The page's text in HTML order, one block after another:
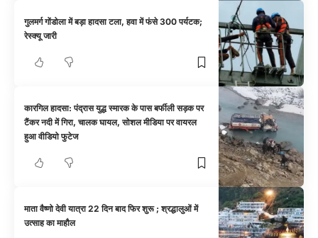
गुलमर्ग गोंडोला में बड़ा हादसा टला, हवा में फंसे 300 पर्यटक;
रेस्क्यू जारी
कारगिल हादसा: पंद्रास युद्ध स्मारक के पास बर्फीली सड़क पर
टैंकर नदी में गिरा, चालक घायल, सोशल मीडिया पर वायरल
हुआ वीडियो फुटेज
माता वैष्णो देवी यात्रा 22 दिन बाद फिर शुरू ; श्रद्धालुओं में
उत्साह का माहौल